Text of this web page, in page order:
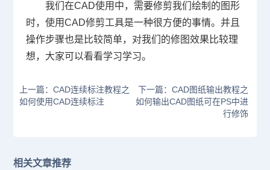
我们在CAD使用中，需要修剪我们绘制的图形
时，使用CAD修剪工具是一种很方便的事情。并且
操作步骤也是比较简单，对我们的修图效果比较理
想，大家可以看看学习学习。
上一篇：CAD连续标注教程之
如何使用CAD连续标注
下一篇：CAD图纸输出教程之
如何输出CAD图纸可在PS中进
行修饰
相关文章推荐